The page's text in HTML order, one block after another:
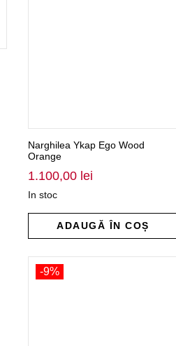
Narghilea Ykap Ego Wood
Orange
1.100,00 lei
In stoc
ADAUGĂ ÎN COȘ
-9%